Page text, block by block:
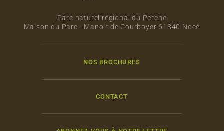
Parc naturel régional du Perche
Maison du Parc - Manoir de Courboyer 61340 Nocé
NOS BROCHURES
CONTACT